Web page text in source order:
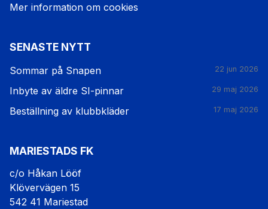
Mer information om cookies
SENASTE NYTT
Sommar på Snapen 22 jun 2026
Inbyte av äldre SI-pinnar 29 maj 2026
Beställning av klubbkläder 17 maj 2026
MARIESTADS FK
c/o Håkan Lööf
Klövervägen 15
542 41 Mariestad